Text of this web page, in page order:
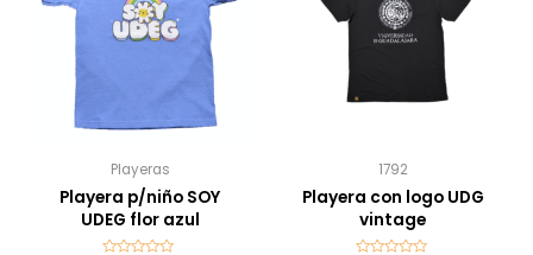
Playeras
Playera p/niño SOY
UDEG flor azul
1792
Playera con logo UDG
vintage